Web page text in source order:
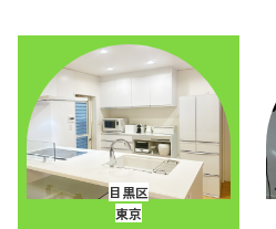
セス良好で効率的にバリエーショ
ン豊かな撮影を実現できます。
目黒区
東京